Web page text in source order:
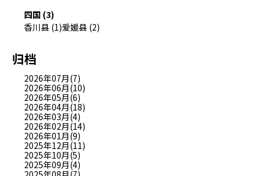
四国 (3)
香川县 (1)爱媛县 (2)
归档
2026年07月(7)
2026年06月(10)
2026年05月(6)
2026年04月(18)
2026年03月(4)
2026年02月(14)
2026年01月(9)
2025年12月(11)
2025年10月(5)
2025年09月(4)